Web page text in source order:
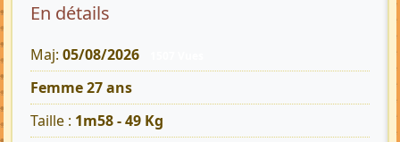
En détails
Maj: 05/08/2026
Femme 27 ans
Taille : 1m58 - 49 Kg